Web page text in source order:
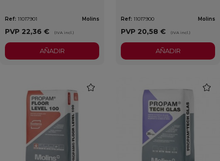
Ref: 11017901 Molins
PVP 22,36 € (IVA incl.)
AÑADIR
Ref: 11017900 Molins
PVP 20,58 € (IVA incl.)
AÑADIR